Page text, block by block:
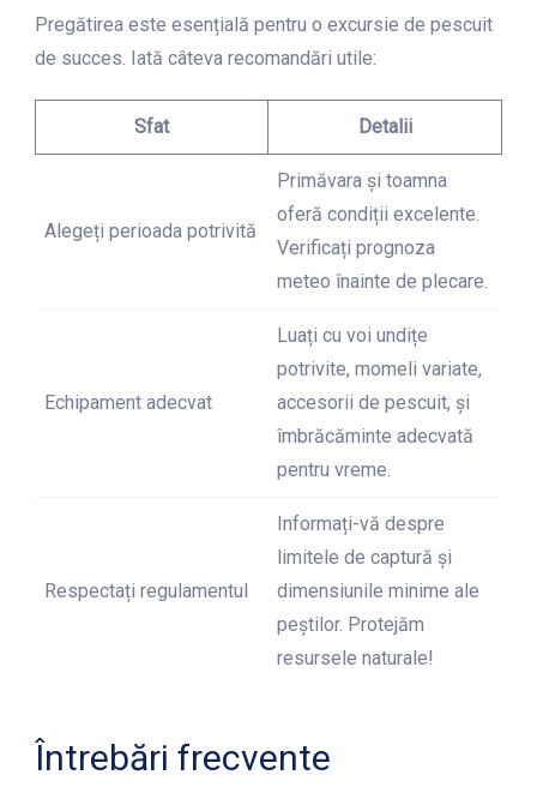
Pregătirea este esențială pentru o excursie de pescuit
de succes. Iată câteva recomandări utile:
Sfat Detalii
Alegeți perioada potrivită
Primăvara și toamna
oferă condiții excelente.
Verificați prognoza
meteo înainte de plecare.
Echipament adecvat
Luați cu voi undițe
potrivite, momeli variate,
accesorii de pescuit, și
îmbrăcăminte adecvată
pentru vreme.
Respectați regulamentul
Informați-vă despre
limitele de captură și
dimensiunile minime ale
peștilor. Protejăm
resursele naturale!
Întrebări frecvente